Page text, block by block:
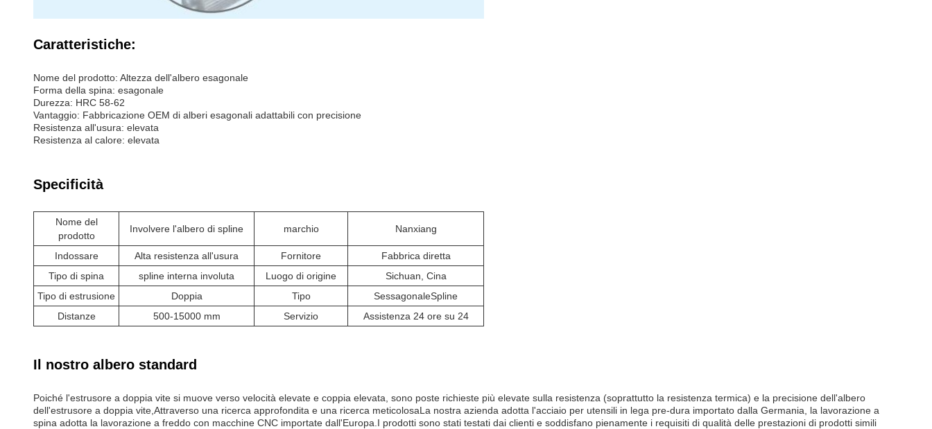
Caratteristiche:
Nome del prodotto: Altezza dell'albero esagonale
Forma della spina: esagonale
Durezza: HRC 58-62
Vantaggio: Fabbricazione OEM di alberi esagonali adattabili con precisione
Resistenza all'usura: elevata
Resistenza al calore: elevata
Specificità
Nome del
prodotto
Involvere l'albero di spline marchio Nanxiang
Indossare Alta resistenza all'usura Fornitore
Fabbrica diretta
Tipo di spina
spline interna involuta Luogo di origine
Sichuan, Cina
Tipo di estrusione
Doppia Tipo SessagonaleSpline
Distanze
500-15000 mm Servizio Assistenza 24 ore su 24
Il nostro albero standard
Poiché l'estrusore a doppia vite si muove verso velocità elevate e coppia elevata, sono poste richieste più elevate sulla resistenza (soprattutto la resistenza termica) e la precisione dell'albero
dell'estrusore a doppia vite,Attraverso una ricerca approfondita e una ricerca meticolosaLa nostra azienda adotta l'acciaio per utensili in lega pre-dura importato dalla Germania, la lavorazione a
spina adotta la lavorazione a freddo con macchine CNC importate dall'Europa.I prodotti sono stati testati dai clienti e soddisfano pienamente i requisiti di qualità delle prestazioni di prodotti simili